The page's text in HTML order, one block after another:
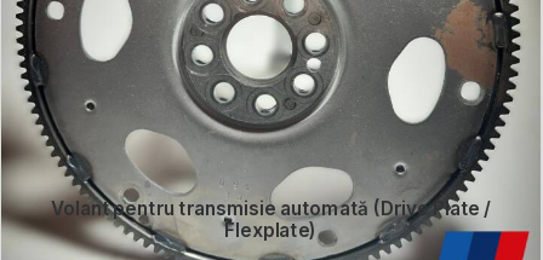
Volant pentru transmisie automată (Drive Plate /
Flexplate)